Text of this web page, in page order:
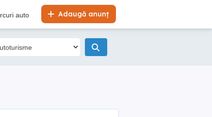
Adaugă anunț
auto